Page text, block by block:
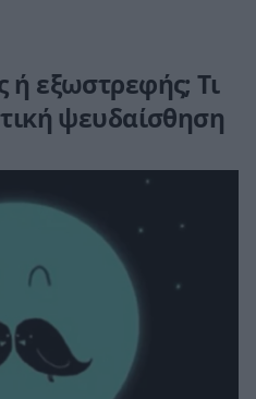
ή εξωστρεφής; Τι
ψευδαίσθηση